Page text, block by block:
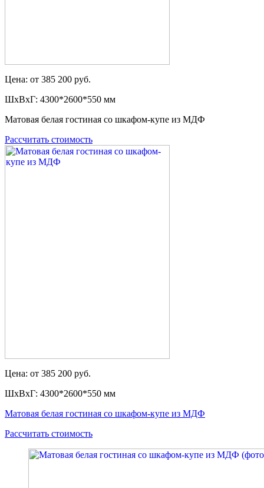
Цена: от 385 200 руб.
ШxВxГ: 4300*2600*550 мм
Матовая белая гостиная со шкафом-купе из МДФ
Рассчитать стоимость
Цена: от 385 200 руб.
ШxВxГ: 4300*2600*550 мм
Матовая белая гостиная со шкафом-купе из МДФ
Рассчитать стоимость